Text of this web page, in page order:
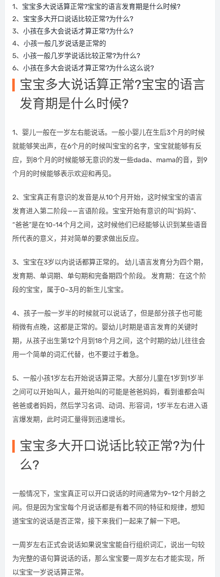
1、 宝宝多大说话算正常?宝宝的语言发育期是什么时候?
2、 宝宝多大开口说话比较正常?为什么?
3、 小孩在多大会说话才算正常?为什么?
4、 小孩一般几岁说话是正常的
5、 小孩一般几岁学说话比较正常?为什么?
6、 小孩在多大会说话才算正常?为什么这么说?
宝宝多大说话算正常?宝宝的语言
发育期是什么时候?
1、婴儿一般在一岁左右能说话。一般小婴儿在生后3个月的时候
就能够笑出声，在6个月的时候叫宝宝的名字，宝宝就能够有反
应，到8个月的时候能够无意识的发一些dada、mama的音，到9
个月的时候能够表示欢迎和再见。
2、宝宝真正有意识的发音是从10个月开始，这时候宝宝的语言
发育进入第二阶段——言语阶段。宝宝开始有意识的叫“妈妈”、
“爸爸”是在10-14个月之间，这时候他们已经能够认识到某些语音
所代表的意义，并对简单的要求做出反应。
3、宝宝在3岁以内说话都算正常的。 幼儿语言发育分为四个期，
发育期、单词期、单句期和完备期四个阶段。 发育期：在这个阶
段的宝宝，属于0–3月的新生儿宝宝。
4、孩子一般一岁半的时候就可以说话了，但是部分孩子也可能
稍微有点晚，这都是正常的。婴幼儿时期是语言发育的关键时
期，从孩子出生第12个月到18个月之间，这个时期的幼儿往往会
用一个简单的词汇代替，也不要过于着急。
5、一般小孩1岁左右开始说话算正常。大部分儿童在1岁到1岁半
之间可以开始叫人，最开始叫的可能是爸爸妈妈，看到谁都会叫
爸爸或者妈妈，然后学习名词、动词、形容词，1岁半左右进入语
言爆发期，此时词汇量得到迅速增长。
宝宝多大开口说话比较正常?为什
么?
一般情况下，宝宝真正可以开口说话的时间通常为9~12个月龄之
间。但是因为宝宝每个月说话都是有着不同的特征和规律，想知
道宝宝的说话是否正常，接下来我们一起来了解一下吧。
一周岁左右正式会说话如果说宝宝能自行组织词汇，说出一句较
为完整的语句算说话的话，那么宝宝要一周岁左右才能实现，所
以宝宝一岁说话算正常。